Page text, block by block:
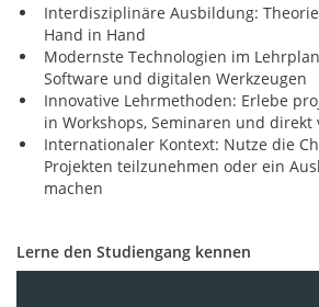
Interdisziplinäre Ausbildung:
Hand in Hand
Modernste Technologien im
Software und digitalen Werkzeugen
Innovative Lehrmethoden: Erlebe
in Workshops, Seminaren und direkt
Internationaler Kontext: Nutze die
Projekten teilzunehmen oder ein
machen
Lerne den Studiengang kennen